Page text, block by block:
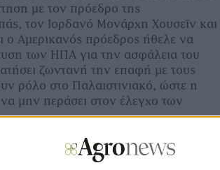
με τον πρόεδρο της
τον Ιορδανό Μονάρχη Χουσεΐν και
ο Αμερικανός πρόεδρος ήθελε να
των ΗΠΑ για την ασφάλεια του
ζωντανή την επαφή με τους
ρόλο στο Παλαιστινιακό, ώστε η
μην περάσει στον έλεγχο των
Μ. Αμπας να ακυρώνει την
κόσμο να είναι επιφυλακτικός